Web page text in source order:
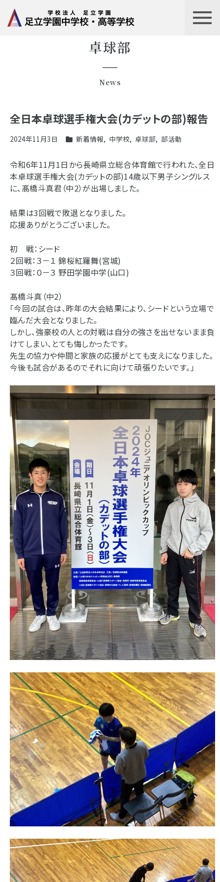
卓球部
News
全日本卓球選手権大会(カデットの部)報告
2024年11月3日 新着情報, 中学校, 卓球部, 部活動
令和6年11月1日から長崎県立総合体育館で行われた、全日
本卓球選手権大会(カデットの部)14歳以下男子シングルス
に、髙橋斗真君（中2）が出場しました。
結果は3回戦で敗退となりました。
応援ありがとうございました。
初 戦：シード
２回戦：３－１ 錦桜紅羅舞(宮城)
３回戦：０－３ 野田学園中学(山口)
髙橋斗真（中2）
「今回の試合は、昨年の大会結果により、シードという立場で
臨んだ大会となりました。
しかし、強豪校の人との対戦は自分の強さを出せないまま負
けてしまい、とても悔しかったです。
先生の協力や仲間と家族の応援がとても支えになりました。
今後も試合があるのでそれに向けて頑張りたいです。」